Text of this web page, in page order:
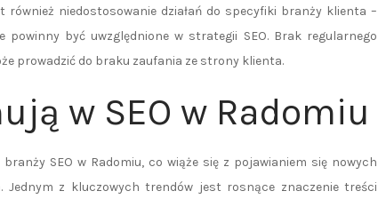
również niedostosowanie działań do specyfiki branży klienta –
być uwzględnione w strategii SEO. Brak regularnego
prowadzić do braku zaufania ze strony klienta.
w SEO w Radomiu
SEO w Radomiu, co wiąże się z pojawianiem się nowych
z kluczowych trendów jest rosnące znaczenie treści